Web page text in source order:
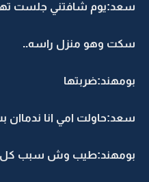
سعد:يوم شافتني جلست
سكت وهو منزل راسه..
بومهند:ضربتها
سعد:حاولت امي انا ندماان
بومهند:طيب وش سبب كل